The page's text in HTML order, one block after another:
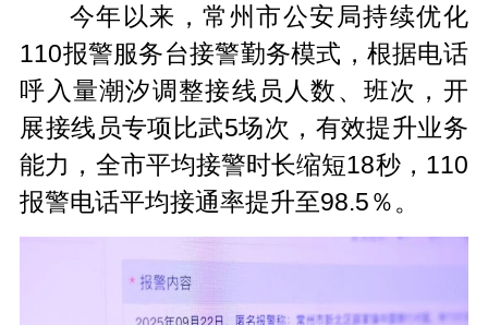
今年以来，常州市公安局持续优化
110报警服务台接警勤务模式，根据电话
呼入量潮汐调整接线员人数、班次，开
展接线员专项比武5场次，有效提升业务
能力，全市平均接警时长缩短18秒，110
报警电话平均接通率提升至98.5％。